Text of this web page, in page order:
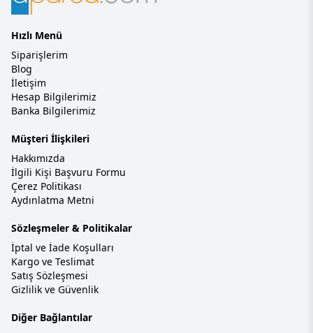
Hızlı Menü
Siparişlerim
Blog
İletişim
Hesap Bilgilerimiz
Banka Bilgilerimiz
Müşteri İlişkileri
Hakkımızda
İlgili Kişi Başvuru Formu
Çerez Politikası
Aydınlatma Metni
Sözleşmeler & Politikalar
İptal ve İade Koşulları
Kargo ve Teslimat
Satış Sözleşmesi
Gizlilik ve Güvenlik
Diğer Bağlantılar